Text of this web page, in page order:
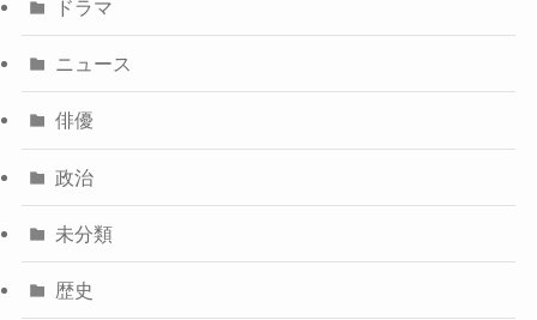
ドラマ
ニュース
俳優
政治
未分類
歴史